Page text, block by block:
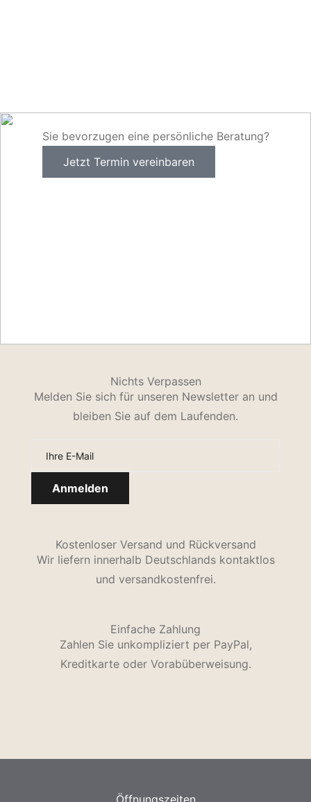
Sie bevorzugen eine persönliche Beratung?
Jetzt Termin vereinbaren
Nichts Verpassen
Melden Sie sich für unseren Newsletter an und
bleiben Sie auf dem Laufenden.
Kostenloser Versand und Rückversand
Wir liefern innerhalb Deutschlands kontaktlos
und versandkostenfrei.
Einfache Zahlung
Zahlen Sie unkompliziert per PayPal,
Kreditkarte oder Vorabüberweisung.
Öffnungszeiten